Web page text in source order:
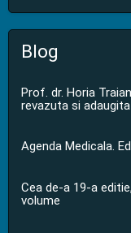
Blog
Prof. dr. Horia
revazuta si adaugita
Agenda Medicala.
Cea de-a 19-a
volume